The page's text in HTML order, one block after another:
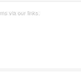
via our links.